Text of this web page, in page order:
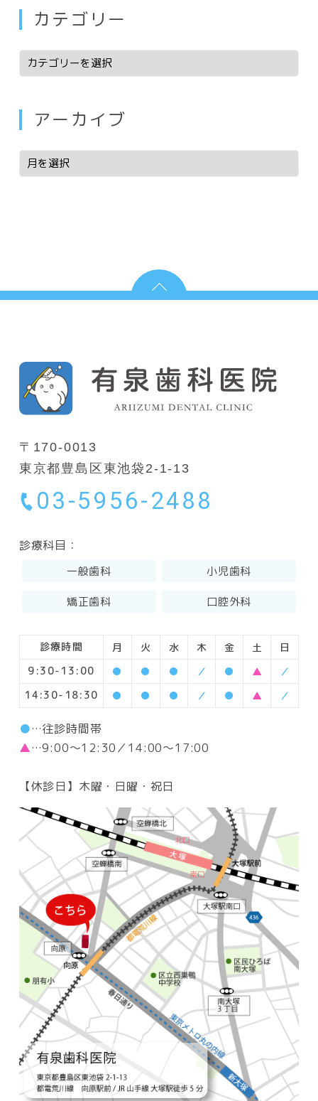
カテゴリー
アーカイブ
〒170-0013
東京都豊島区東池袋2-1-13
03-5956-2488
診療科目：
一般歯科 小児歯科
矯正歯科 口腔外科
診療時間 月 火 水 木 金 土
日
9:30-13:00
● ● ● ／ ● ▲
／
14:30-18:30
● ● ● ／ ● ▲ ／
●…往診時間帯
▲…9:00～12:30／14:00～17:00
【休診日】木曜・日曜・祝日